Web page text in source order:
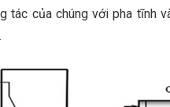
tác của chúng với pha tĩnh